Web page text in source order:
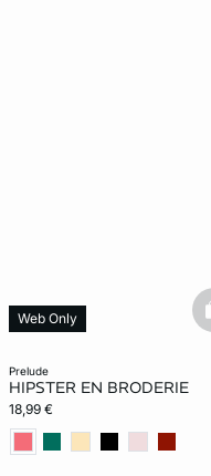
prelude
HIPSTER EN BRODERIE
18,99 €
Web Only